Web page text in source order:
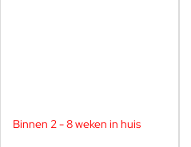
Binnen 2 - 8 weken in huis